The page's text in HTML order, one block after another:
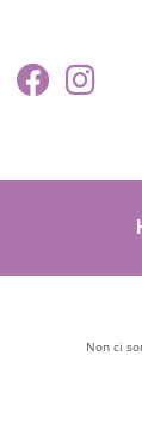
Non ci